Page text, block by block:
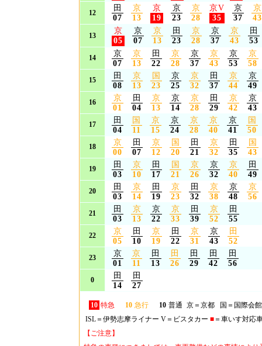
12
田
07
京
13
京
19
京
23
京
28
京V
35
京
37
京
43
13
京
05
京
07
京
13
田
23
京
28
京
37
京
43
田
53
14
京
07
京
13
田
22
京
28
京
37
京
43
京
53
京
58
15
田
08
京
13
国
23
京
25
京
32
田
37
京
44
京
49
16
京
01
田
04
京
13
京
14
京
28
田
29
京
42
京
43
17
田
04
国
11
京
15
京
24
京
28
京
40
京
41
国
50
18
京
00
田
07
京
12
国
20
田
21
京
32
田
35
国
43
19
田
03
京
10
田
17
国
21
京
26
京
32
京
40
田
49
20
田
03
京
14
田
19
京
23
田
32
京
38
京
48
京
56
21
田
03
京
13
京
22
京
33
田
39
京
52
田
55
22
京
05
田
10
京
19
田
22
京
31
京
43
田
52
23
京
01
京
11
田
13
田
26
田
29
田
42
田
56
0
田
14
田
27
10 特急 10 急行 10 普通 京＝京都 国＝国際会
ISL＝伊勢志摩ライナー V＝ビスタカー ■ ＝車いす対応
【ご注意】